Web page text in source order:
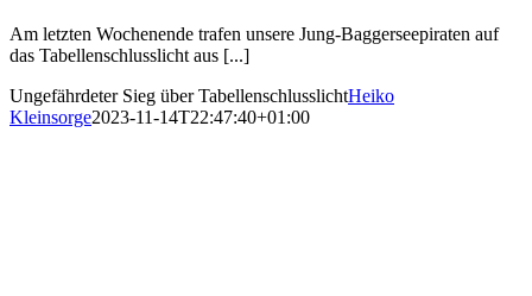
Am letzten Wochenende trafen unsere Jung-Baggerseepiraten auf
das Tabellenschlusslicht aus [...]
Ungefährdeter Sieg über TabellenschlusslichtHeiko
Kleinsorge2023-11-14T22:47:40+01:00